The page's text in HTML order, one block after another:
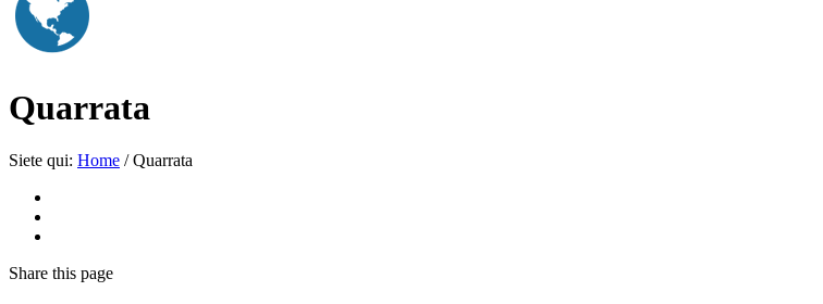
Quarrata
Siete qui: Home / Quarrata
Share this page